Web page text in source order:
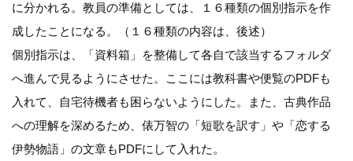
に分かれる。教員の準備としては、１６種類の個別指示を作
成したことになる。（１６種類の内容は、後述）
個別指示は、「資料箱」を整備して各自で該当するフォルダ
へ進んで見るようにさせた。ここには教科書や便覧のPDFも
入れて、自宅待機者も困らないようにした。また、古典作品
への理解を深めるため、俵万智の「短歌を訳す」や「恋する
伊勢物語」の文章もPDFにして入れた。